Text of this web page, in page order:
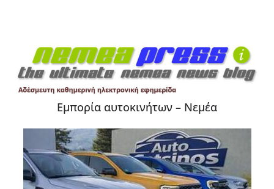
Εμπορία αυτοκινήτων – Νεμέα